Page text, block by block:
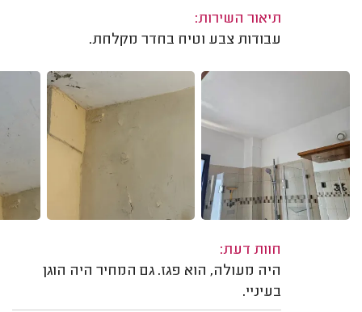
תיאור השירות:
עבודות צבע וטיח בחדר מקלחת.
חוות דעת:
היה מעולה, הוא פגז. גם המחיר היה הוגן
בעיניי.